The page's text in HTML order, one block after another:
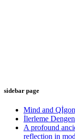
sidebar page
Mind and
İlerleme
A profound
reflection in